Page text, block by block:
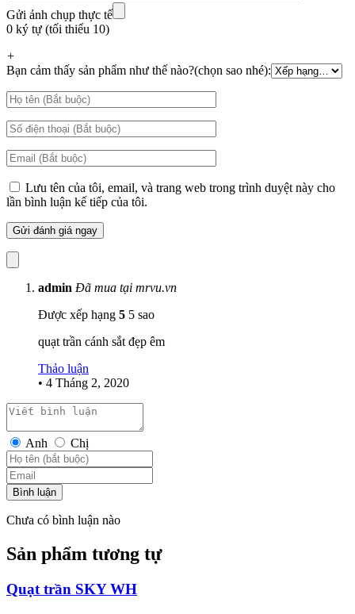
Gửi ảnh chụp thực tế
0 ký tự (tối thiểu 10)
+
Bạn cảm thấy sản phẩm như thế nào?(chọn sao nhé):
Lưu tên của tôi, email, và trang web trong trình duyệt này cho
lần bình luận kế tiếp của tôi.
admin Đã mua tại mrvu.vn
Được xếp hạng 5 5 sao
quạt trần cánh sắt đẹp êm
Thảo luận
• 4 Tháng 2, 2020
Anh Chị
Bình luận
Chưa có bình luận nào
Sản phẩm tương tự
Quạt trần SKY WH